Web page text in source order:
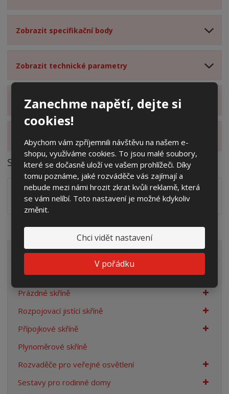
Zanechme napětí, dejte si
cookies!
Abychom vám zpříjemnili návštěvu na našem e-
shopu, využíváme cookies. To jsou malé soubory,
které se dočasně uloží ve vašem prohlížeči. Díky
tomu poznáme, jaké rozváděče vás zajímají a
nebude mezi námi hrozit zkrat kvůli reklamě, která
se vám nelíbí. Toto nastavení je možné kdykoliv
změnit.
Chci vidět nastavení
V pořádku
Zobrazit specifikační body
Zobrazit technické parametry
Zobrazit hodnocení produktu
Zobrazit alternativní produkty
Soubory ke stažení
Zakótovaný nákres skříně systému 3D včetně rozložení
zálisků ve formátu PDFpdf (60.24 Kb)
VŠECHNY KATEGORIE
Elektroměrové rozvaděče
Prázdné skříně
Rozpojovací jistící skříně
Přípojkové skříně
Plynoměrové skříně
Rozvaděče pro veřejné osvětlení
Sestavy pro rodinné domy